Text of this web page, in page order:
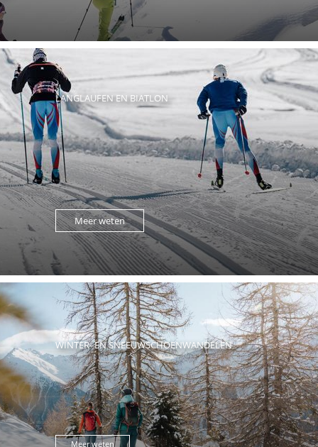
LANGLAUFEN EN BIATLON
Meer weten
WINTER- EN SNEEUWSCHOENWANDELEN
Meer weten